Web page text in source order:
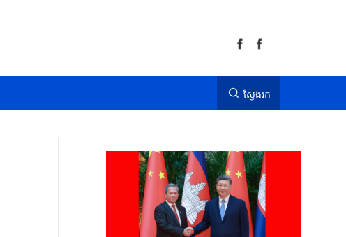
ស្វែងរក